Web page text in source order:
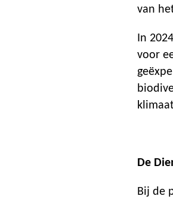
van
In
voor
De
Bij de